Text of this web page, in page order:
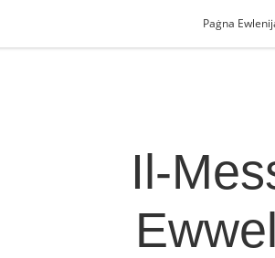
Paġna
Il-